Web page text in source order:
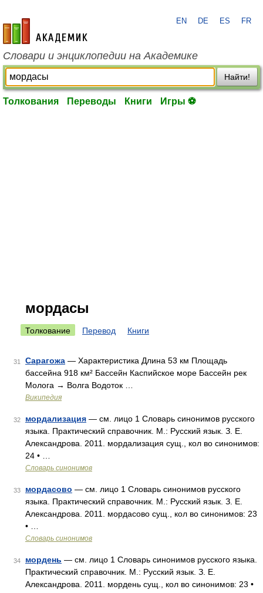
academic.ru
EN DE ES FR
Словари и энциклопедии на Академике
Найти!
Толкования Переводы Книги Игры ⚽
мордасы
Толкование Перевод Книги
31 Сарагожа — Характеристика Длина 53 км Площадь
бассейна 918 км² Бассейн Каспийское море Бассейн рек
Молога → Волга Водоток …
Википедия
32 мордализация — см. лицо 1 Словарь синонимов русского
языка. Практический справочник. М.: Русский язык. З. Е.
Александрова. 2011. мордализация сущ., кол во синонимов:
24 • …
Словарь синонимов
33 мордасово — см. лицо 1 Словарь синонимов русского
языка. Практический справочник. М.: Русский язык. З. Е.
Александрова. 2011. мордасово сущ., кол во синонимов: 23
• …
Словарь синонимов
34 мордень — см. лицо 1 Словарь синонимов русского языка.
Практический справочник. М.: Русский язык. З. Е.
Александрова. 2011. мордень сущ., кол во синонимов: 23 •